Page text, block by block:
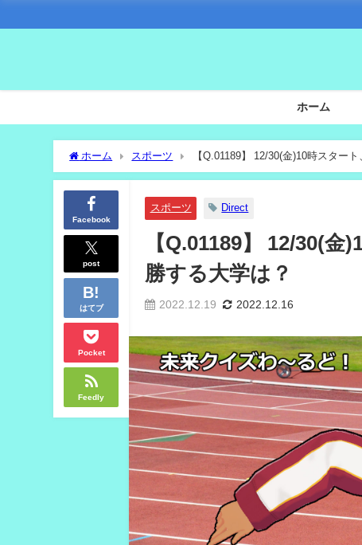
ホーム
ホーム スポーツ 【Q.01189】 12/30(金)10時スター
Facebook
post
はてブ
Pocket
Feedly
スポーツ Direct
【Q.01189】 12/30(
勝する大学は？
2022.12.19 2022.12.16